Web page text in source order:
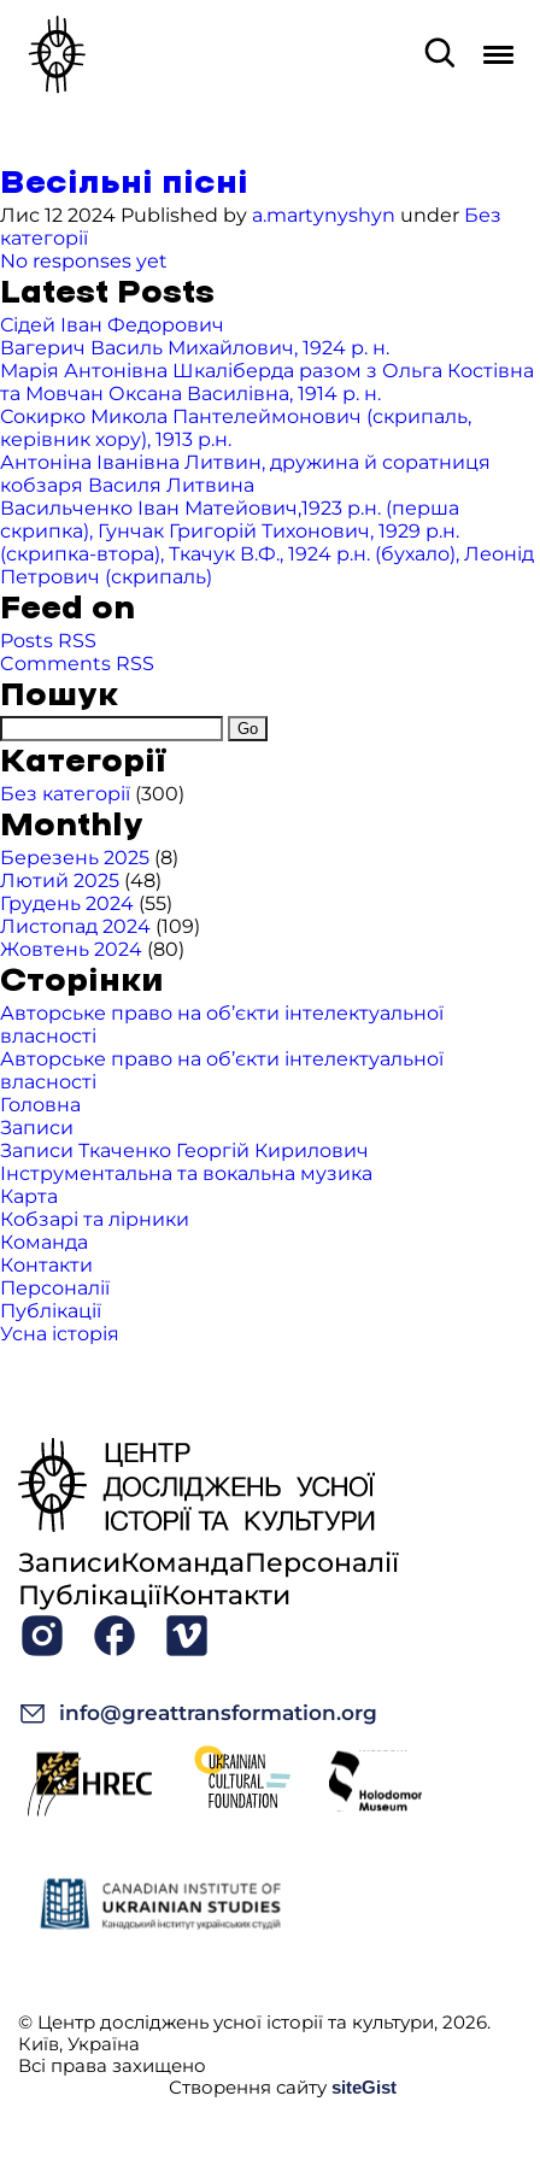
Весільні пісні
Лис 12 2024 Published by a.martynyshyn under Без
категорії
No responses yet
Latest Posts
Сідей Іван Федорович
Вагерич Василь Михайлович, 1924 р. н.
Марія Антонівна Шкаліберда разом з Ольга Костівна
та Мовчан Оксана Василівна, 1914 р. н.
Сокирко Микола Пантелеймонович (скрипаль,
керівник хору), 1913 р.н.
Антоніна Іванівна Литвин, дружина й соратниця
кобзаря Василя Литвина
Васильченко Іван Матейович,1923 р.н. (перша
скрипка), Гунчак Григорій Тихонович, 1929 р.н.
(скрипка-втора), Ткачук В.Ф., 1924 р.н. (бухало), Леонід
Петрович (скрипаль)
Feed on
Posts RSS
Comments RSS
Пошук
Категорії
Без категорії (300)
Monthly
Березень 2025 (8)
Лютий 2025 (48)
Грудень 2024 (55)
Листопад 2024 (109)
Жовтень 2024 (80)
Сторінки
Авторське право на об’єкти інтелектуальної
власності
Авторське право на об’єкти інтелектуальної
власності
Головна
Записи
Записи Ткаченко Георгій Кирилович
Інструментальна та вокальна музика
Карта
Кобзарі та лірники
Команда
Контакти
Персоналії
Публікації
Усна історія
ЗаписиКомандаПерсоналії
ПублікаціїКонтакти
info@greattransformation.org
© Центр досліджень усної історії та культури, 2026.
Київ, Україна
Всі права захищено
Створення сайту siteGist